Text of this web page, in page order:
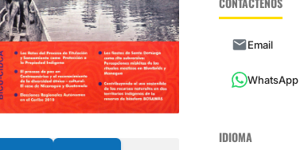
Email
WhatsApp
IDIOMA